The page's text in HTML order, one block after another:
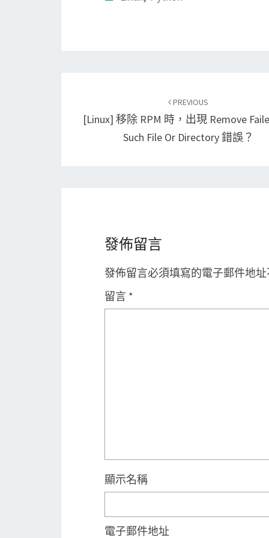
navigation
PREVIOUS
[Linux] 移除 RPM 時，出現 Remove
Such File Or Directory 錯誤？
發佈留言
發佈留言必須填寫的電子郵件地址
留言 *
顯示名稱
電子郵件地址